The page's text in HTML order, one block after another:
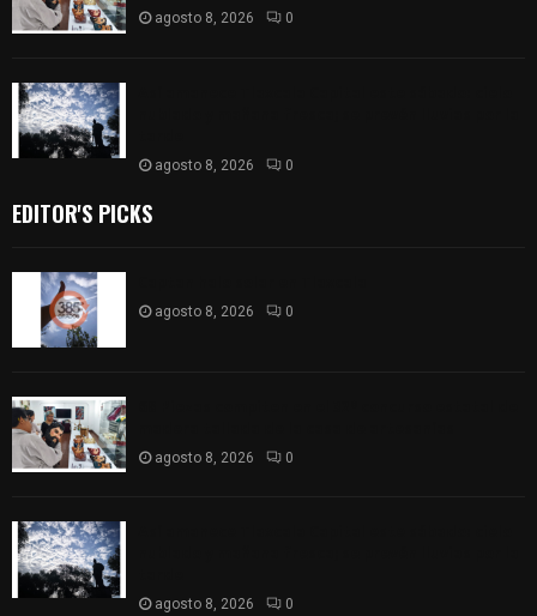
agosto 8, 2026 0
agosto 8, 2026 0
EDITOR'S PICKS
agosto 8, 2026 0
agosto 8, 2026 0
agosto 8, 2026 0